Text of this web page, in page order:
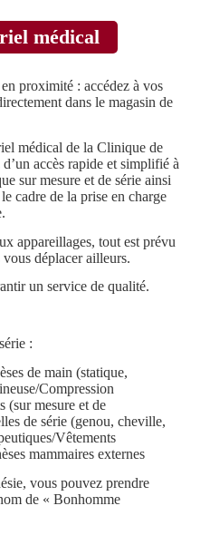
médical
proximité : accédez à vos
dans le magasin de
médical de la Clinique de
accès rapide et simplifié à
sur mesure et de série ainsi
cadre de la prise en charge
appareillages, tout est prévu
déplacer ailleurs.
un service de qualité.
:
de main (statique,
Compression
(sur mesure et de
de série (genou, cheville,
Vêtements
mammaires externes
vous pouvez prendre
de « Bonhomme